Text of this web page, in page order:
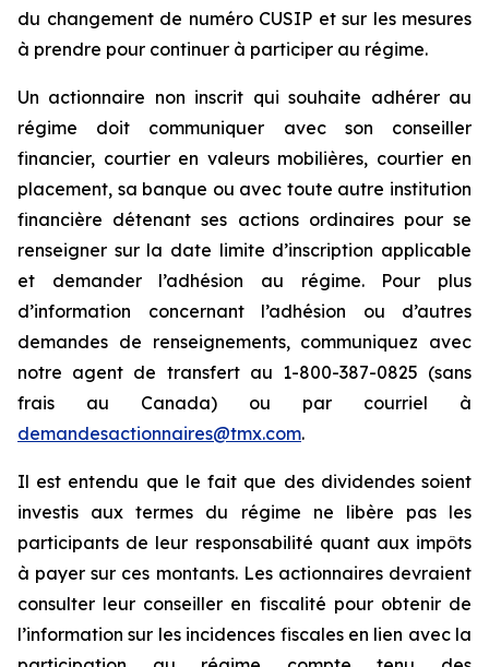
du changement de numéro CUSIP et sur les mesures
à prendre pour continuer à participer au régime.
Un actionnaire non inscrit qui souhaite adhérer au
régime doit communiquer avec son conseiller
financier, courtier en valeurs mobilières, courtier en
placement, sa banque ou avec toute autre institution
financière détenant ses actions ordinaires pour se
renseigner sur la date limite d’inscription applicable
et demander l’adhésion au régime. Pour plus
d’information concernant l’adhésion ou d’autres
demandes de renseignements, communiquez avec
notre agent de transfert au 1-800-387-0825 (sans
frais au Canada) ou par courriel à
demandesactionnaires@tmx.com.
Il est entendu que le fait que des dividendes soient
investis aux termes du régime ne libère pas les
participants de leur responsabilité quant aux impôts
à payer sur ces montants. Les actionnaires devraient
consulter leur conseiller en fiscalité pour obtenir de
l’information sur les incidences fiscales en lien avec la